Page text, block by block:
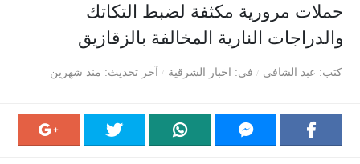
حملات مرورية مكثفة لضبط التكاتك
والدراجات النارية المخالفة بالزقازيق
كتب عبد الشافي في اخبار الشرقية آخر تحديث منذ شهرين